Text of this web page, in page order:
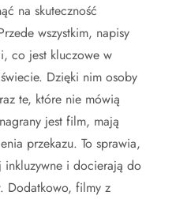
na skuteczność
wszystkim, napisy
co jest kluczowe w
Dzięki nim osoby
te, które nie mówią
jest film, mają
przekazu. To sprawia,
inkluzywne i docierają do
Dodatkowo, filmy z